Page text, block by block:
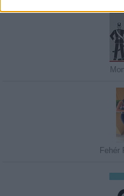
Fehér